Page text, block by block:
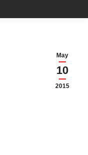
May
10
2015